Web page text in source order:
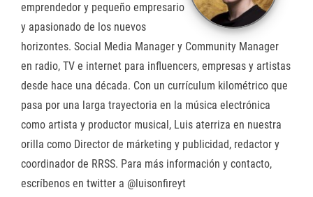
emprendedor y pequeño empresario
y apasionado de los nuevos
horizontes. Social Media Manager y Community Manager
en radio, TV e internet para influencers, empresas y artistas
desde hace una década. Con un currículum kilométrico que
pasa por una larga trayectoria en la música electrónica
como artista y productor musical, Luis aterriza en nuestra
orilla como Director de márketing y publicidad, redactor y
coordinador de RRSS. Para más información y contacto,
escríbenos en twitter a @luisonfireyt